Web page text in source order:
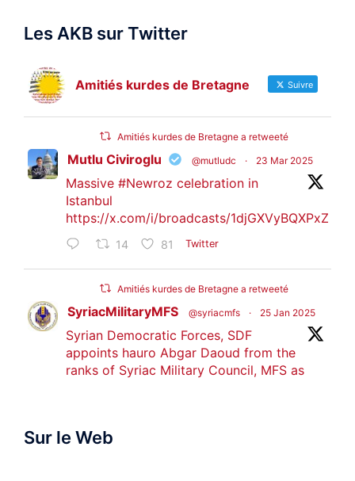
Les AKB sur Twitter
Amitiés kurdes de Bretagne Suivre
Amitiés kurdes de Bretagne a retweeté
Mutlu Civiroglu @mutludc · 23 Mar 2025
Massive #Newroz celebration in
Istanbul
https://x.com/i/broadcasts/1djGXVyBQXPxZ
14 81 Twitter
Amitiés kurdes de Bretagne a retweeté
SyriacMilitaryMFS @syriacmfs · 25 Jan 2025
Syrian Democratic Forces, SDF
appoints hauro Abgar Daoud from the
ranks of Syriac Military Council, MFS as
ܟܫܝܪܘܬܐ ܒܘܠܝܬܐ ܚܘܪܐ ܐܒܓܪ
Sur le Web